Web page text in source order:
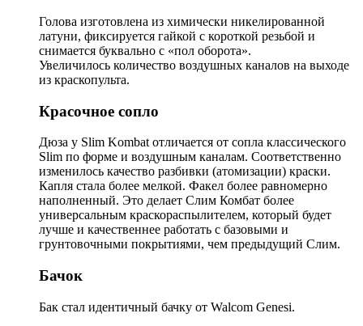
Голова изготовлена из химически никелированной
латуни, фиксируется гайкой с короткой резьбой и
снимается буквально с «пол оборота».
Увеличилось количество воздушных каналов на выходе
из краскопульта.
Красочное сопло
Дюза у Slim Kombat отличается от сопла классического
Slim по форме и воздушным каналам. Соответственно
изменилось качество разбивки (атомизации) краски.
Капля стала более мелкой. Факел более равномерно
наполненный. Это делает Слим Комбат более
универсальным краскораспылителем, который будет
лучше и качественнее работать с базовыми и
грунтовочными покрытиями, чем предыдущий Слим.
Бачок
Бак стал идентичный бачку от Walcom Genesi.